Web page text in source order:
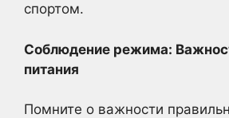
спортом.
Соблюдение режима:
питания
Помните о важности